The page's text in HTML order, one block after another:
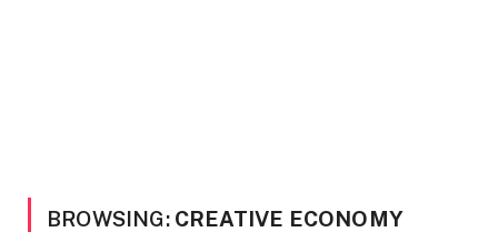
BROWSING: CREATIVE ECONOMY